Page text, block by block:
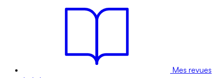
Mes revues